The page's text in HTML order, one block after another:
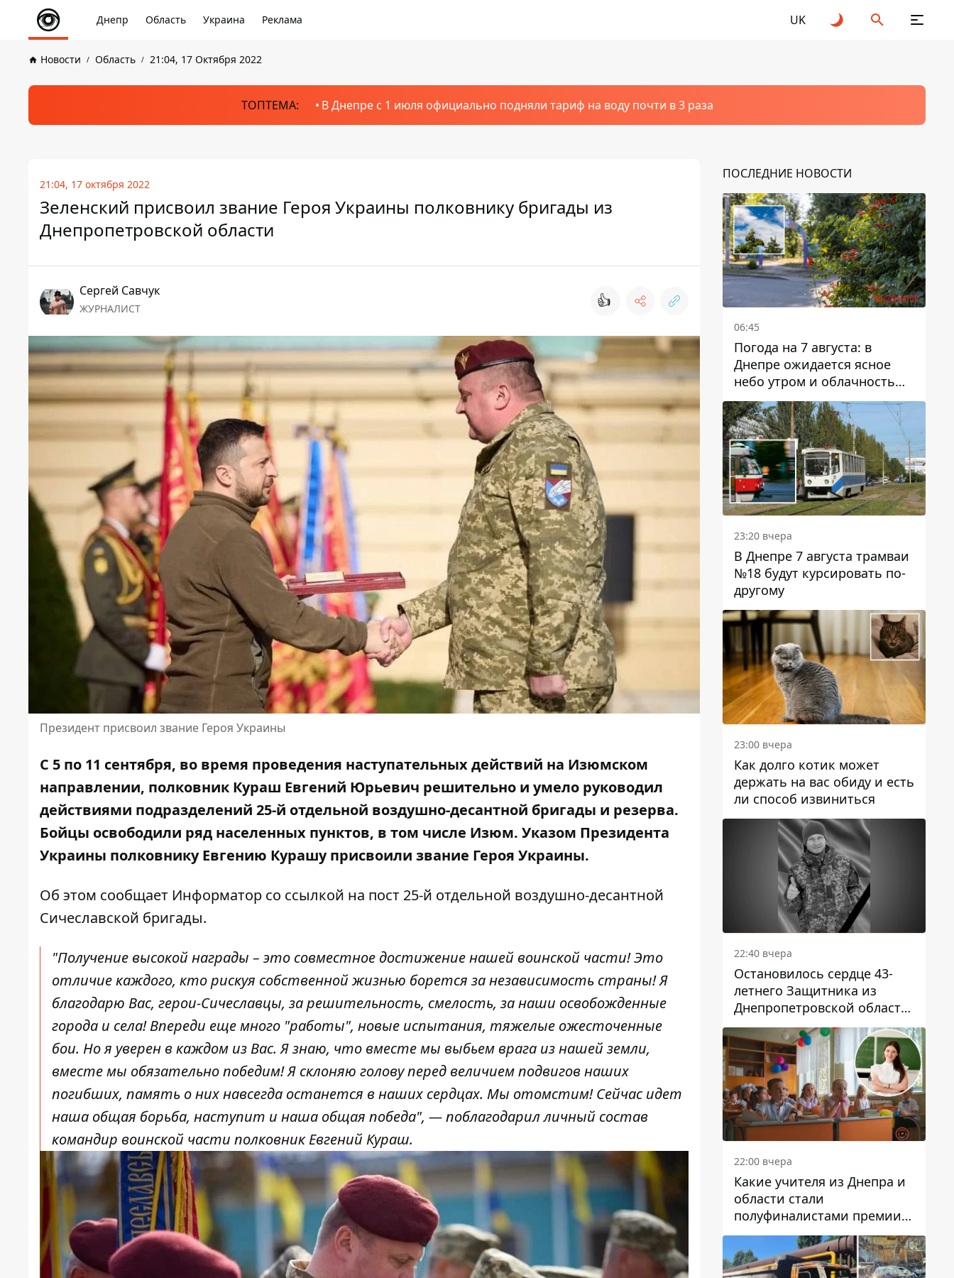
Днепр Область Украина Реклама UK
Новости Область 21:04, 17 Октября 2022
ТОПТЕМА: В Днепре с 1 июля официально подняли тариф на воду почти в 3 раза
21:04, 17 октября 2022
Зеленский присвоил звание Героя Украины полковнику бригады из
Днепропетровской области
Сергей Савчук
ЖУРНАЛИСТ 👍
Президент присвоил звание Героя Украины
С 5 по 11 сентября, во время проведения наступательных действий на Изюмском
направлении, полковник Кураш Евгений Юрьевич решительно и умело руководил
действиями подразделений 25-й отдельной воздушно-десантной бригады и резерва.
Бойцы освободили ряд населенных пунктов, в том числе Изюм. Указом Президента
Украины полковнику Евгению Курашу присвоили звание Героя Украины.
Об этом сообщает Информатор со ссылкой на пост 25-й отдельной воздушно-десантной
Сичеславской бригады.
"Получение высокой награды – это совместное достижение нашей воинской части! Это
отличие каждого, кто рискуя собственной жизнью борется за независимость страны! Я
благодарю Вас, герои-Сичеславцы, за решительность, смелость, за наши освобожденные
города и села! Впереди еще много "работы", новые испытания, тяжелые ожесточенные
бои. Но я уверен в каждом из Вас. Я знаю, что вместе мы выбьем врага из нашей земли,
вместе мы обязательно победим! Я склоняю голову перед величием подвигов наших
погибших, память о них навсегда останется в наших сердцах. Мы отомстим! Сейчас идет
наша общая борьба, наступит и наша общая победа", — поблагодарил личный состав
командир воинской части полковник Евгений Кураш.
ПОСЛЕДНИЕ НОВОСТИ
06:45
Погода на 7 августа: в
Днепре ожидается ясное
небо утром и облачность
после обеда
23:20 вчера
В Днепре 7 августа трамваи
№18 будут курсировать по-
другому
23:00 вчера
Как долго котик может
держать на вас обиду и есть
ли способ извиниться
22:40 вчера
Остановилось сердце 43-
летнего Защитника из
Днепропетровской области
Евгения Зинченко
22:00 вчера
Какие учителя из Днепра и
области стали
полуфиналистами премии
Global Teacher Prize Ukraine
2026